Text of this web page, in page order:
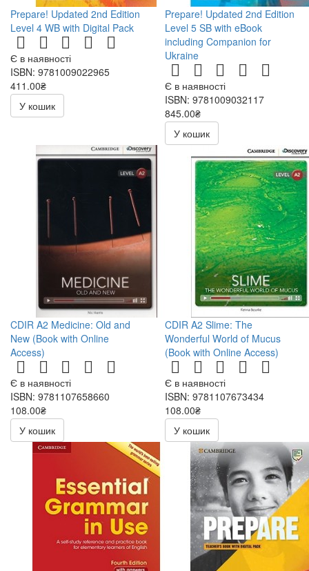
Prepare! Updated 2nd Edition
Level 4 WB with Digital Pack
Є в наявності
ISBN: 9781009022965
411.00₴
У кошик
Prepare! Updated 2nd Edition
Level 5 SB with eBook
including Companion for
Ukraine
Є в наявності
ISBN: 9781009032117
845.00₴
У кошик
CDIR A2 Medicine: Old and
New (Book with Online
Access)
Є в наявності
ISBN: 9781107658660
108.00₴
216.00₴
У кошик
CDIR A2 Slime: The
Wonderful World of Mucus
(Book with Online Access)
Є в наявності
ISBN: 9781107673434
108.00₴
216.00₴
У кошик